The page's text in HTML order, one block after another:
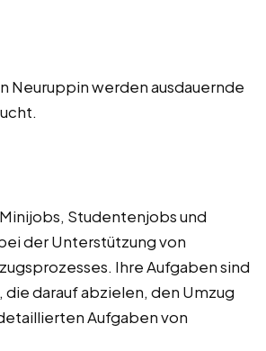
Neuruppin werden ausdauernde
Studentenjobs und
der Unterstützung von
Ihre Aufgaben sind
darauf abzielen, den Umzug
Aufgaben von